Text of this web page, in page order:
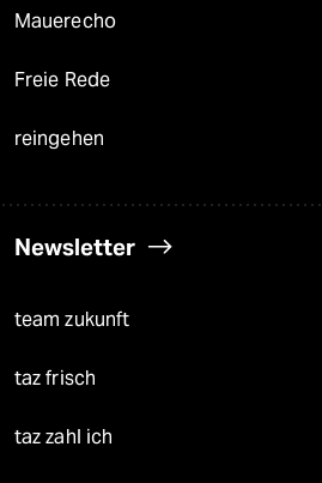
Mauerecho
Freie Rede
reingehen
Newsletter
team zukunft
taz frisch
taz zahl ich